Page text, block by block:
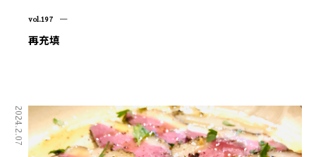
vol.197 ―
再充填
2024.2.07